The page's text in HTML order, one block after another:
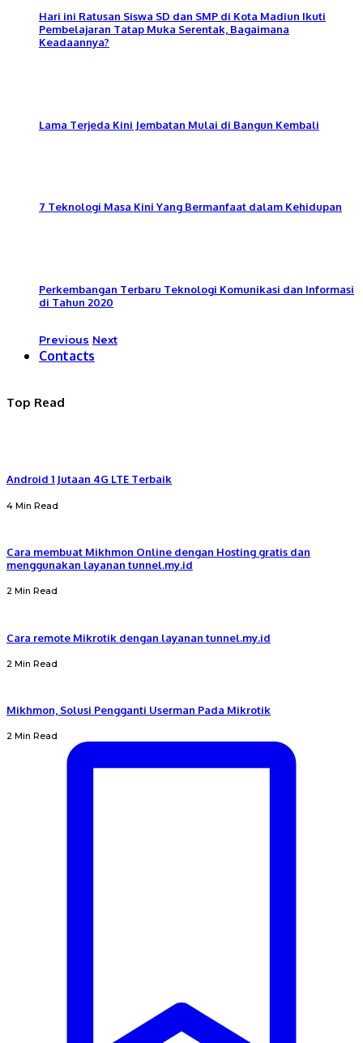
Hari ini Ratusan Siswa SD dan SMP di Kota Madiun Ikuti
Pembelajaran Tatap Muka Serentak, Bagaimana
Keadaannya?
Lama Terjeda Kini Jembatan Mulai di Bangun Kembali
7 Teknologi Masa Kini Yang Bermanfaat dalam Kehidupan
Perkembangan Terbaru Teknologi Komunikasi dan Informasi
di Tahun 2020
Previous Next
Contacts
Top Read
Android 1 Jutaan 4G LTE Terbaik
4 Min Read
Cara membuat Mikhmon Online dengan Hosting gratis dan
menggunakan layanan tunnel.my.id
2 Min Read
Cara remote Mikrotik dengan layanan tunnel.my.id
2 Min Read
Mikhmon, Solusi Pengganti Userman Pada Mikrotik
2 Min Read